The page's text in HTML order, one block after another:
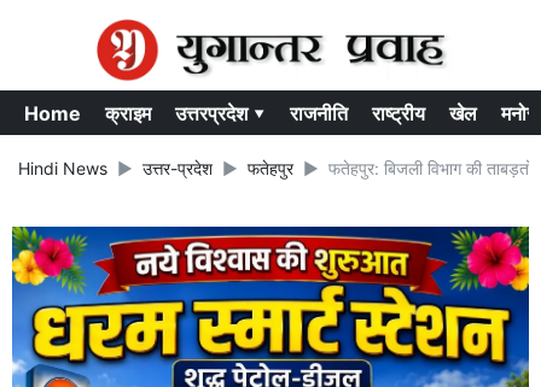
Home क्राइम उत्तरप्रदेश ▾ राजनीति राष्ट्रीय खेल
Hindi News उत्तर-प्रदेश फतेहपुर फतेहपुर: बिजली विभाग की